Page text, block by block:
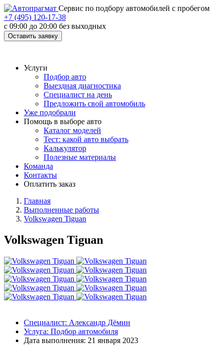
Cервис по подбору автомобилей с пробегом
+7 (495) 120-17-38
с 09:00 до 20:00 без выходных
Оставить заявку
Услуги
Подбор авто
Выездная диагностика
Специалист на день
Предложить свой автомобиль
Уже подобрали
Помощь в выборе авто
Каталог моделей
Тест: какой авто выбрать
Калькулятор
Полезные материалы
Команда
Контакты
Оплатить заказ
Главная
Выполненные работы
Volkswagen Tiguan
Volkswagen Tiguan
Специалист: Александр Дёмин
Услуга: Подбор автомобиля
Дата выполнения: 21 января 2023